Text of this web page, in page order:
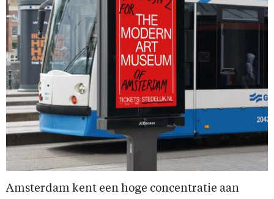
Amsterdam kent een hoge concentratie aan